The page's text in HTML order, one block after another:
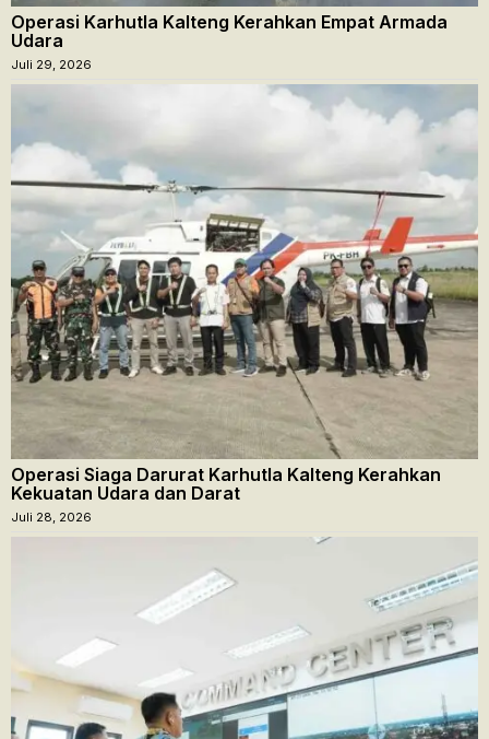
Operasi Karhutla Kalteng Kerahkan Empat Armada
Udara
Juli 29, 2026
Operasi Siaga Darurat Karhutla Kalteng Kerahkan
Kekuatan Udara dan Darat
Juli 28, 2026